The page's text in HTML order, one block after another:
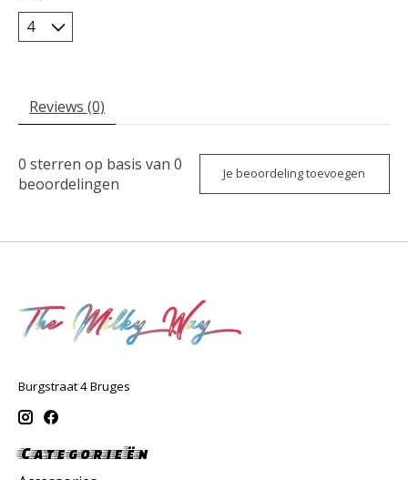
Reviews (0)
0 sterren op basis van 0
beoordelingen
Je beoordeling toevoegen
Burgstraat 4 Bruges
Categorieën